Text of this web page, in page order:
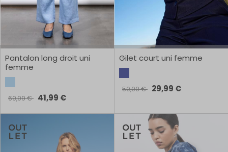
Pantalon long droit uni
femme
69,99 € 41,99 €
Gilet court uni femme
59,99 € 29,99 €